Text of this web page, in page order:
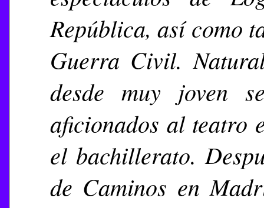
República, así como
Guerra Civil.
desde muy joven
aficionados al teatro
el bachillerato.
de Caminos en